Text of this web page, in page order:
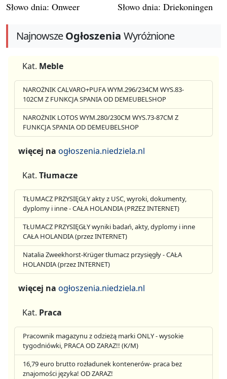
Słowo dnia: Onweer Słowo dnia: Driekoningen
NajnowszeOgłoszenia Wyróżnione
Kat. Meble
NAROŻNIK CALVARO+PUFA WYM.296/234CM WYS.83-
102CM Z FUNKCJA SPANIA OD DEMEUBELSHOP
NAROŻNIK LOTOS WYM.280/230CM WYS.73-87CM Z
FUNKCJA SPANIA OD DEMEUBELSHOP
więcej na ogłoszenia.niedziela.nl
Kat. Tłumacze
TŁUMACZ PRZYSIĘGŁY akty z USC, wyroki, dokumenty,
dyplomy i inne - CAŁA HOLANDIA (PRZEZ INTERNET)
TŁUMACZ PRZYSIĘGŁY wyniki badań, akty, dyplomy i inne
CAŁA HOLANDIA (przez INTERNET)
Natalia Zweekhorst-Krüger tłumacz przysięgły - CAŁA
HOLANDIA (przez INTERNET)
więcej na ogłoszenia.niedziela.nl
Kat. Praca
Pracownik magazynu z odzieżą marki ONLY - wysokie
tygodniówki, PRACA OD ZARAZ!! (K/M)
16,79 euro brutto rozładunek kontenerów- praca bez
znajomości języka! OD ZARAZ!